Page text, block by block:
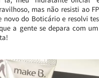
mas não resisti ao
novo do Boticário e resolvi
a gente se depara com